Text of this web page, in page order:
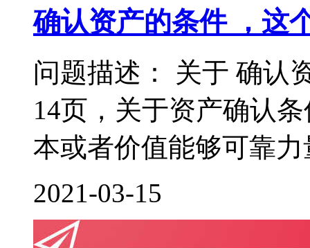
确认资产的条件 ，这
问题描述： 关于 确认
14页，关于资产确认
本或者价值能够可靠
2021-03-15